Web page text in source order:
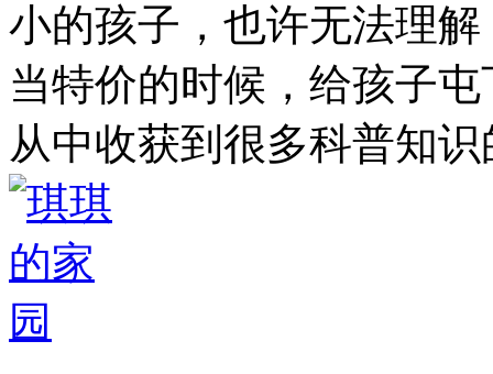
小的孩子，也许无法理
当特价的时候，给孩子
从中收获到很多科普知识